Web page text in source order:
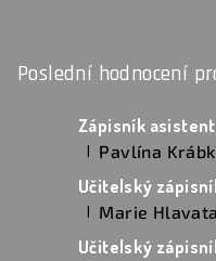
Poslední hodnocení
Zápisník
Hodnocení produktu
| Pavlína
Učitelský
Hodnocení produktu
| Marie Hlavata
Učitelský